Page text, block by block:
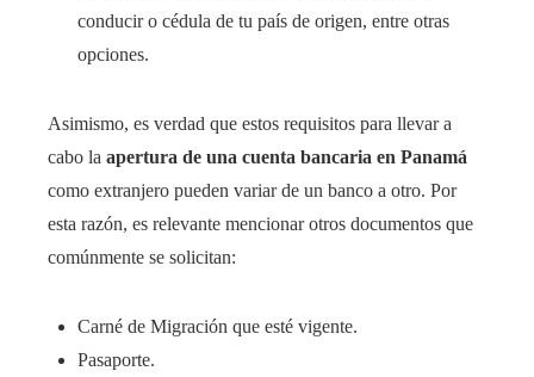
conducir o cédula de tu país de origen, entre otras
opciones.
Asimismo, es verdad que estos requisitos para llevar a
cabo la apertura de una cuenta bancaria en Panamá
como extranjero pueden variar de un banco a otro. Por
esta razón, es relevante mencionar otros documentos que
comúnmente se solicitan:
Carné de Migración que esté vigente.
Pasaporte.